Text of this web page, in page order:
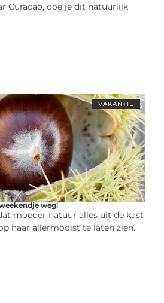
Curacao, doe je dit natuurlijk
VAKANTIE
weg!
moeder natuur alles uit de kast
haar allermooist te laten zien.